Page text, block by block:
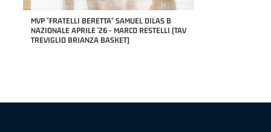
MVP "FRATELLI BERETTA" SAMUEL DILAS B
NAZIONALE APRILE '26 - MARCO RESTELLI (TAV
TREVIGLIO BRIANZA BASKET)